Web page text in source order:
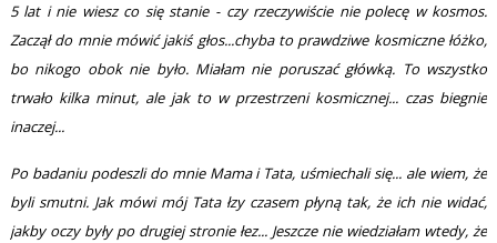
5 lat i nie wiesz co się stanie - czy rzeczywiście nie polecę w kosmos.
Zaczął do mnie mówić jakiś głos...chyba to prawdziwe kosmiczne łóżko,
bo nikogo obok nie było. Miałam nie poruszać główką. To wszystko
trwało kilka minut, ale jak to w przestrzeni kosmicznej... czas biegnie
inaczej...
Po badaniu podeszli do mnie Mama i Tata, uśmiechali się... ale wiem, że
byli smutni. Jak mówi mój Tata łzy czasem płyną tak, że ich nie widać,
jakby oczy były po drugiej stronie łez... Jeszcze nie wiedziałam wtedy, że